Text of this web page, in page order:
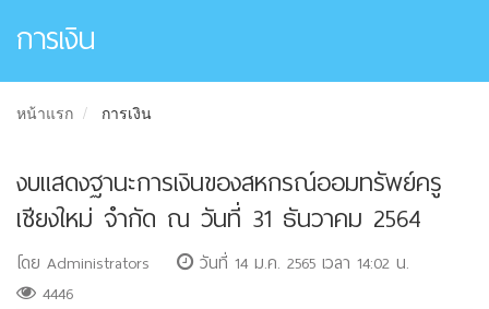
การเงิน
หน้าแรก การเงิน
งบแสดงฐานะการเงินของสหกรณ์ออมทรัพย์ครู
เชียงใหม่ จำกัด ณ วันที่ 31 ธันวาคม 2564
โดย Administrators
วันที่ 14 ม.ค. 2565 เวลา 14:02 น.
4446